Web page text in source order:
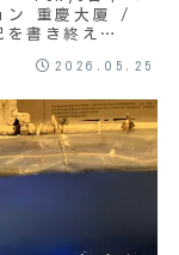
ン 重慶大厦 /
書き終え
2026.05.25